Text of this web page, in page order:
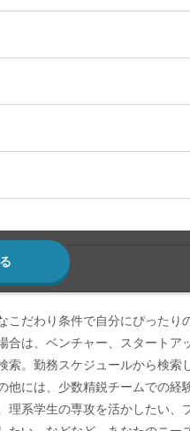
こだわり条件で自分にぴったり
合は、ベンチャー、スタートア
索。勤務スケジュールから検索
には、少数精鋭チームでの経験
理系学生の専攻を活かしたい、